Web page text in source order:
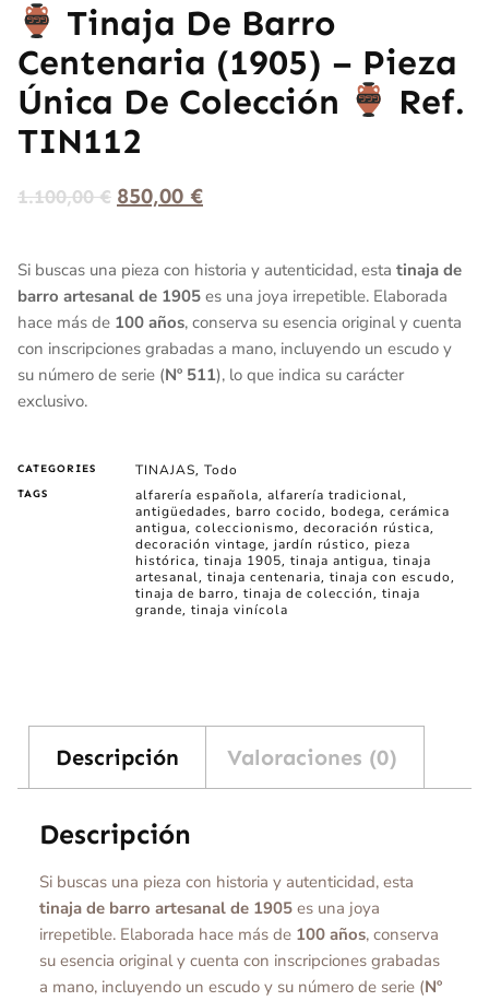
Tinaja De Barro
Centenaria (1905) – Pieza
Única De Colección
Ref.
TIN112
1.100,00€ 850,00 €
Si buscas una pieza con historia y autenticidad, esta tinaja de
barro artesanal de 1905 es una joya irrepetible. Elaborada
hace más de 100 años, conserva su esencia original y cuenta
con inscripciones grabadas a mano, incluyendo un escudo y
su número de serie (Nº 511), lo que indica su carácter
exclusivo.
CATEGORIES TINAJAS, Todo
TAGS alfarería española, alfarería tradicional,
antigüedades, barro cocido , bodega, cerámica
antigua, coleccionismo , decoración rústica,
decoración vintage, jardín rústico , pieza
histórica, tinaja 1905, tinaja antigua, tinaja
artesanal, tinaja centenaria, tinaja con escudo ,
tinaja de barro , tinaja de colección , tinaja
grande, tinaja vinícola
Descripción Valoraciones (0)
Descripción
Si buscas una pieza con historia y autenticidad, esta
tinaja de barro artesanal de 1905 es una joya
irrepetible. Elaborada hace más de 100 años, conserva
su esencia original y cuenta con inscripciones grabadas
a mano, incluyendo un escudo y su número de serie (Nº